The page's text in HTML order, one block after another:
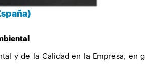
y de la Calidad en la Empresa,